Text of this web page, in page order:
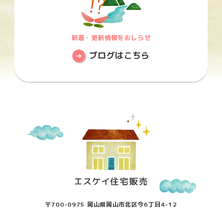
新着・更新情報をおしらせ
ブログはこちら
〒700-0975 岡山県岡山市北区今6丁目4-12